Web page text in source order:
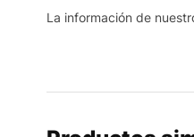
La información de